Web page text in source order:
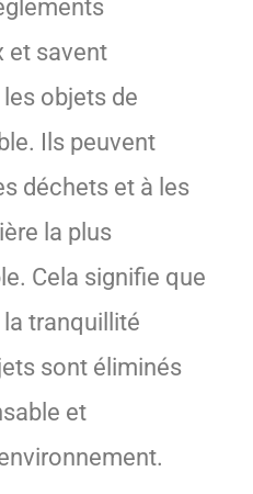
et savent
objets de
Ils peuvent
déchets et à les
la plus
Cela signifie que
tranquillité
sont éliminés
et